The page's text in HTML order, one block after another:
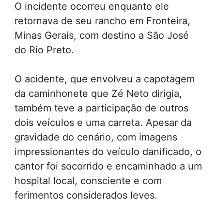
O incidente ocorreu enquanto ele
retornava de seu rancho em Fronteira,
Minas Gerais, com destino a São José
do Rio Preto.
O acidente, que envolveu a capotagem
da caminhonete que Zé Neto dirigia,
também teve a participação de outros
dois veículos e uma carreta. Apesar da
gravidade do cenário, com imagens
impressionantes do veículo danificado, o
cantor foi socorrido e encaminhado a um
hospital local, consciente e com
ferimentos considerados leves.